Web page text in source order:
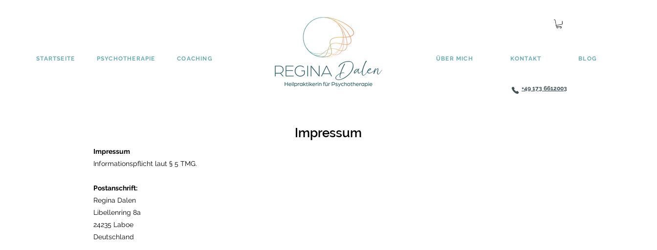
STARTSEITE PSYCHOTHERAPIE COACHING ÜBER MICH KONTAKT BLOG
+49 173 6612003
Impressum
Impressum
Informationspflicht laut § 5 TMG.
Postanschrift:
Regina Dalen
Libellenring 8a
24235 Laboe
Deutschland